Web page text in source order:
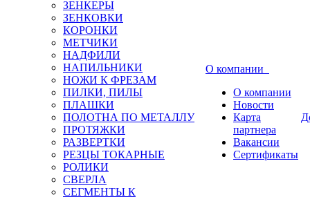
ЗЕНКЕРЫ
ЗЕНКОВКИ
КОРОНКИ
МЕТЧИКИ
НАДФИЛИ
НАПИЛЬНИКИ
НОЖИ К ФРЕЗАМ
ПИЛКИ, ПИЛЫ
ПЛАШКИ
ПОЛОТНА ПО МЕТАЛЛУ
ПРОТЯЖКИ
РАЗВЕРТКИ
РЕЗЦЫ ТОКАРНЫЕ
РОЛИКИ
СВЕРЛА
СЕГМЕНТЫ К
О компании
О компании
Новости
Карта
партнера
Вакансии
Сертификаты